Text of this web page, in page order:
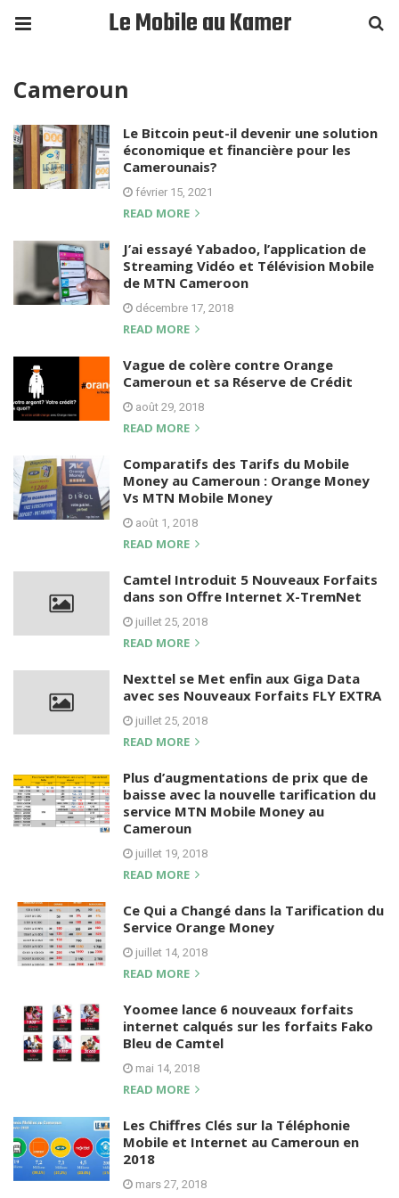
Le Mobile au Kamer
Cameroun
Le Bitcoin peut-il devenir une solution
économique et financière pour les
Camerounais?
février 15, 2021
READ MORE
J’ai essayé Yabadoo, l’application de
Streaming Vidéo et Télévision Mobile
de MTN Cameroon
décembre 17, 2018
READ MORE
Vague de colère contre Orange
Cameroun et sa Réserve de Crédit
août 29, 2018
READ MORE
Comparatifs des Tarifs du Mobile
Money au Cameroun : Orange Money
Vs MTN Mobile Money
août 1, 2018
READ MORE
Camtel Introduit 5 Nouveaux Forfaits
dans son Offre Internet X-TremNet
juillet 25, 2018
READ MORE
Nexttel se Met enfin aux Giga Data
avec ses Nouveaux Forfaits FLY EXTRA
juillet 25, 2018
READ MORE
Plus d’augmentations de prix que de
baisse avec la nouvelle tarification du
service MTN Mobile Money au
Cameroun
juillet 19, 2018
READ MORE
Ce Qui a Changé dans la Tarification du
Service Orange Money
juillet 14, 2018
READ MORE
Yoomee lance 6 nouveaux forfaits
internet calqués sur les forfaits Fako
Bleu de Camtel
mai 14, 2018
READ MORE
Les Chiffres Clés sur la Téléphonie
Mobile et Internet au Cameroun en
2018
mars 27, 2018